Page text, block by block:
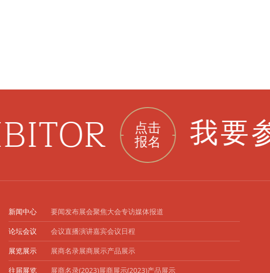
点击
报名
我要
新闻中心 要闻发布展会聚焦大会专访媒体报道
论坛会议 会议直播演讲嘉宾会议日程
展览展示 展商名录展商展示产品展示
往届展览 展商名录(2023)展商展示(2023)产品展示